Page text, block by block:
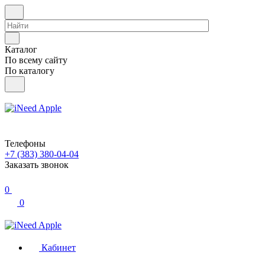
Каталог
По всему сайту
По каталогу
Телефоны
+7 (383) 380-04-04
Заказать звонок
0
0
Кабинет